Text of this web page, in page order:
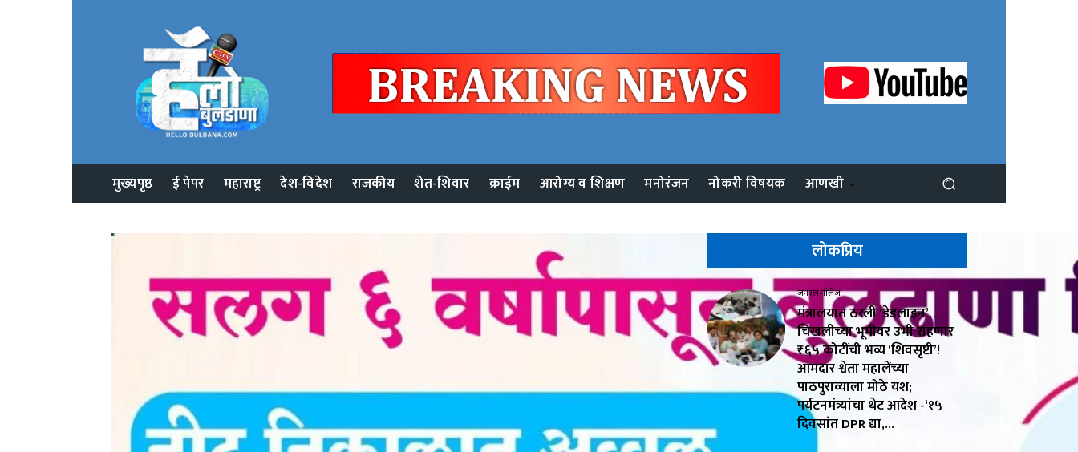
मुख्यपृष्ठ ई पेपर महाराष्ट्र देश-विदेश राजकीय शेत-शिवार क्राईम आरोग्य व शिक्षण मनोरंजन नोकरी विषयक आणखी
लोकप्रिय
जनरल नॉलेज
मंत्रालयात ठरली ‘डेडलाइन’…
चिखलीच्या भूमीवर उभी राहणार
₹६५ कोटींची भव्य ‘शिवसृष्टी’!
आमदार श्वेता महालेंच्या
पाठपुराव्याला मोठे यश;
पर्यटनमंत्र्यांचा थेट आदेश -‘१५
दिवसांत DPR द्या,...